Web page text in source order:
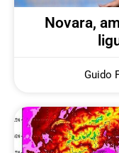
Novara,
Guido